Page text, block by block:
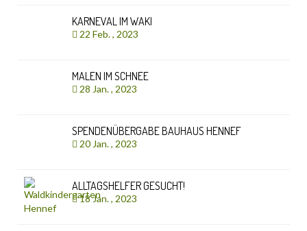
KARNEVAL IM WAKI
22 Feb. , 2023
MALEN IM SCHNEE
28 Jan. , 2023
SPENDENÜBERGABE BAUHAUS HENNEF
20 Jan. , 2023
ALLTAGSHELFER GESUCHT!
18 Jan. , 2023